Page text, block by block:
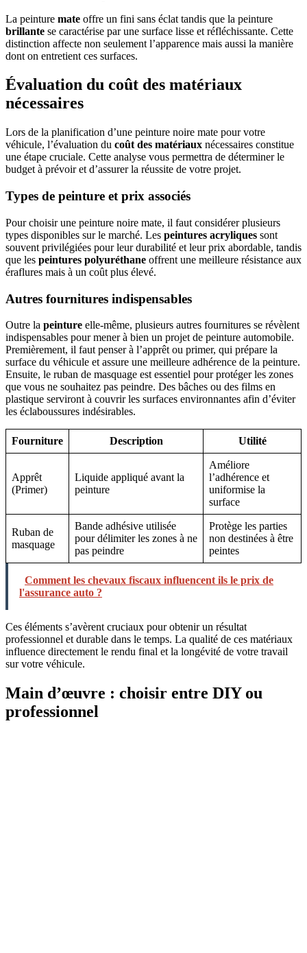
La peinture mate offre un fini sans éclat tandis que la peinture
brillante se caractérise par une surface lisse et réfléchissante. Cette
distinction affecte non seulement l’apparence mais aussi la manière
dont on entretient ces surfaces.
Évaluation du coût des matériaux
nécessaires
Lors de la planification d’une peinture noire mate pour votre
véhicule, l’évaluation du coût des matériaux nécessaires constitue
une étape cruciale. Cette analyse vous permettra de déterminer le
budget à prévoir et d’assurer la réussite de votre projet.
Types de peinture et prix associés
Pour choisir une peinture noire mate, il faut considérer plusieurs
types disponibles sur le marché. Les peintures acryliques sont
souvent privilégiées pour leur durabilité et leur prix abordable, tandis
que les peintures polyuréthane offrent une meilleure résistance aux
éraflures mais à un coût plus élevé.
Autres fournitures indispensables
Outre la peinture elle-même, plusieurs autres fournitures se révèlent
indispensables pour mener à bien un projet de peinture automobile.
Premièrement, il faut penser à l’apprêt ou primer, qui prépare la
surface du véhicule et assure une meilleure adhérence de la peinture.
Ensuite, le ruban de masquage est essentiel pour protéger les zones
que vous ne souhaitez pas peindre. Des bâches ou des films en
plastique serviront à couvrir les surfaces environnantes afin d’éviter
les éclaboussures indésirables.
Fourniture Description Utilité
Apprêt
(Primer)
Liquide appliqué avant la
peinture
Améliore
l’adhérence et
uniformise la
surface
Ruban de
masquage
Bande adhésive utilisée
pour délimiter les zones à ne
pas peindre
Protège les parties
non destinées à être
peintes
Comment les chevaux fiscaux influencent ils le prix de
l'assurance auto ?
Ces éléments s’avèrent cruciaux pour obtenir un résultat
professionnel et durable dans le temps. La qualité de ces matériaux
influence directement le rendu final et la longévité de votre travail
sur votre véhicule.
Main d’œuvre : choisir entre DIY ou
professionnel